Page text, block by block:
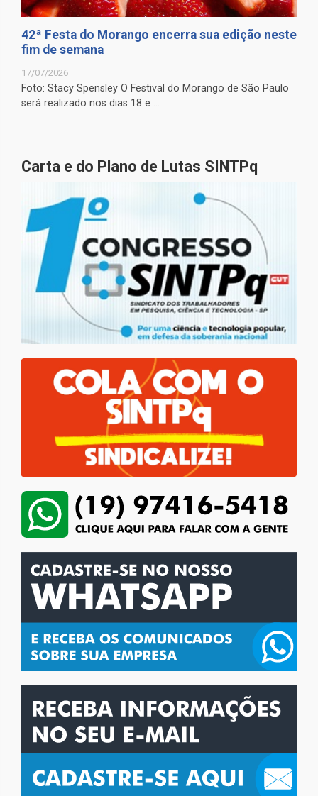
42ª Festa do Morango encerra sua edição neste
fim de semana
17/07/2026
Foto: Stacy Spensley O Festival do Morango de São Paulo
será realizado nos dias 18 e ...
Carta e do Plano de Lutas SINTPq